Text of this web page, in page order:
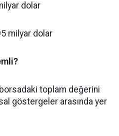
dolar
milyar dolar
toplam değerini
göstergeler arasında yer